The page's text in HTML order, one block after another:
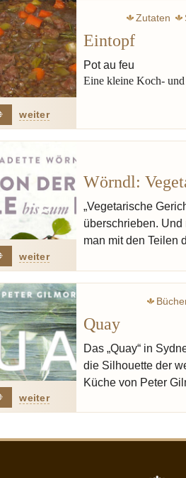
weiter
Zutaten
Tscholent
Eintopf
Pot au feu
Eine kleine Koch-
weiter
Wörndl:
„Vegetarische
überschrieben.
man mit den Teilen
weiter
Quay
Das „Quay“ in
die Silhouette der
Küche von Peter